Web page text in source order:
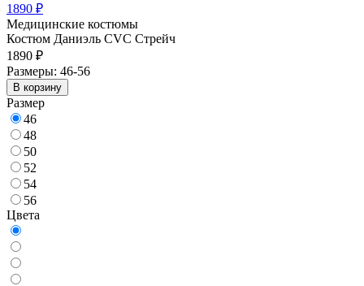
1890 ₽
Медицинские костюмы
Костюм Даниэль CVC Стрейч
1890 ₽
Размеры: 46-56
В корзину
Размер
46
48
50
52
54
56
Цвета